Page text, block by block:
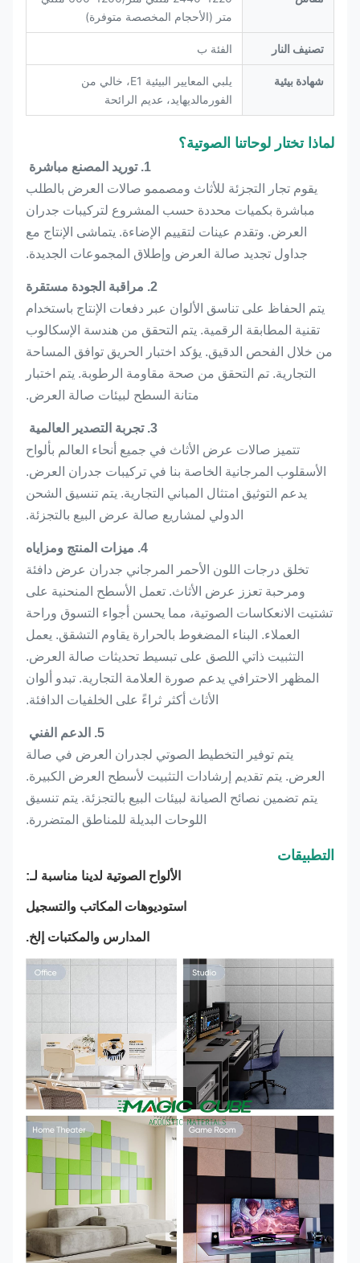
متر (الأحجام المخصصة متوفرة)
تصنيف النار الفئة ب
شهادة بيئية
يلبي المعايير البيئية E1، خالي من
الفورمالديهايد، عديم الرائحة
لماذا تختار لوحاتنا الصوتية؟
يقوم تجار التجزئة للأثاث ومصممو صالات العرض بالطلب
مباشرة بكميات محددة حسب المشروع لتركيبات جدران
العرض. وتقدم عينات لتقييم الإضاءة. يتماشى الإنتاج مع
جداول تجديد صالة العرض وإطلاق المجموعات الجديدة.
يتم الحفاظ على تناسق الألوان عبر دفعات الإنتاج باستخدام
تقنية المطابقة الرقمية. يتم التحقق من هندسة الإسكالوب
من خلال الفحص الدقيق. يؤكد اختبار الحريق توافق المساحة
التجارية. تم التحقق من صحة مقاومة الرطوبة. يتم اختبار
متانة السطح لبيئات صالة العرض.
تتميز صالات عرض الأثاث في جميع أنحاء العالم بألواح
الأسقلوب المرجانية الخاصة بنا في تركيبات جدران العرض.
يدعم التوثيق امتثال المباني التجارية. يتم تنسيق الشحن
الدولي لمشاريع صالة عرض البيع بالتجزئة.
تخلق درجات اللون الأحمر المرجاني جدران عرض دافئة
ومرحبة تعزز عرض الأثاث. تعمل الأسطح المنحنية على
تشتيت الانعكاسات الصوتية، مما يحسن أجواء التسوق وراحة
العملاء. البناء المضغوط بالحرارة يقاوم التشقق. يعمل
التثبيت ذاتي اللصق على تبسيط تحديثات صالة العرض.
المظهر الاحترافي يدعم صورة العلامة التجارية. تبدو ألوان
الأثاث أكثر ثراءً على الخلفيات الدافئة.
يتم توفير التخطيط الصوتي لجدران العرض في صالة
العرض. يتم تقديم إرشادات التثبيت لأسطح العرض الكبيرة.
يتم تضمين نصائح الصيانة لبيئات البيع بالتجزئة. يتم تنسيق
اللوحات البديلة للمناطق المتضررة.
التطبيقات
الألواح الصوتية لدينا مناسبة لـ:
استوديوهات المكاتب والتسجيل
المدارس والمكتبات إلخ.